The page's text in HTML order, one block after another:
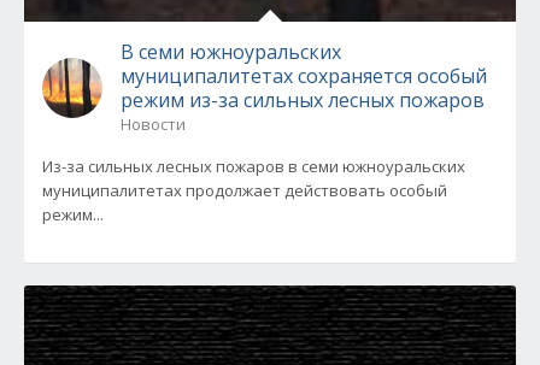
В семи южноуральских
муниципалитетах сохраняется особый
режим из-за сильных лесных пожаров
Новости
Из-за сильных лесных пожаров в семи южноуральских
муниципалитетах продолжает действовать особый
режим...